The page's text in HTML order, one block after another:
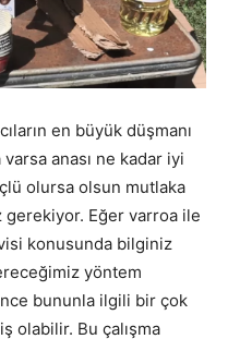
en büyük düşmanı
varsa anası ne kadar iyi
olursa olsun mutlaka
gerekiyor. Eğer varroa ile
konusunda bilginiz
yöntem
bununla ilgili bir çok
olabilir. Bu çalışma